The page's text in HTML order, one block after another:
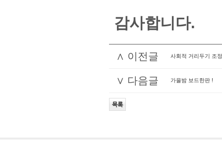
감사합니다.
∧ 이전글 사회적 거리두기 조
∨ 다음글 가을밤 보드한판 !
목록